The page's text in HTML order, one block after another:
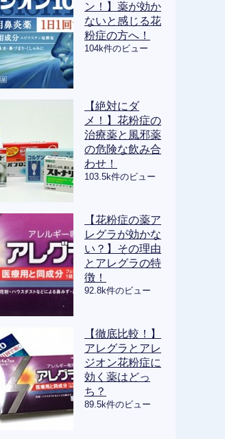
ン！】薬が効か
ないと感じる花
粉症の方へ！
104k件のビュー
【絶対にダ
メ！】花粉症の
治療薬と風邪薬
の危険な飲み合
わせ！
103.5k件のビュー
【花粉症の薬ア
レグラが効かな
い？】その理由
とアレグラの特
徴！
92.8k件のビュー
【徹底比較！】
アレグラとアレ
ジオン花粉症に
効く薬はどっ
ち？
89.5k件のビュー